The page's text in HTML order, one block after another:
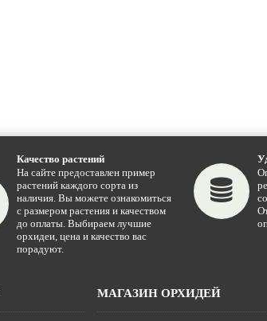
Качество растений
На сайте предоставлен пример
растений каждого сорта из
наличия. Вы можете ознакомиться
с размером растения и качеством
до оплаты. Выбираем лучшие
орхидеи, цена и качество вас
порадуют.
МАГАЗИН ОРХИДЕЙ